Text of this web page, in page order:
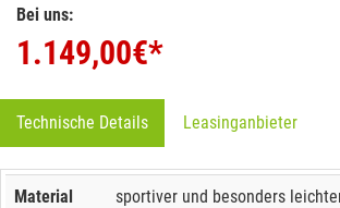
Bei uns:
1.149,00€*
Technische Details Leasinganbieter
Material
sportiver und besonders